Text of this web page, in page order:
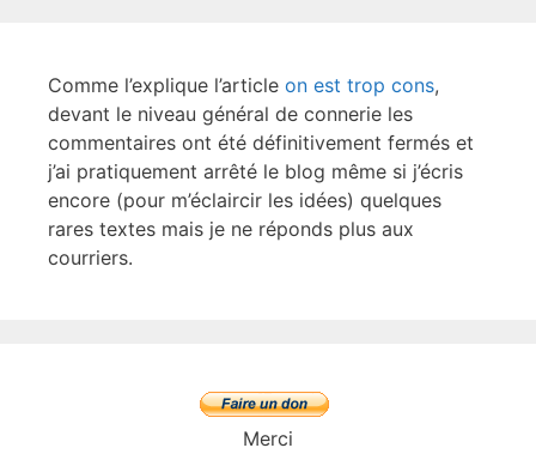
Comme l’explique l’article on est trop cons,
devant le niveau général de connerie les
commentaires ont été définitivement fermés et
j’ai pratiquement arrêté le blog même si j’écris
encore (pour m’éclaircir les idées) quelques
rares textes mais je ne réponds plus aux
courriers.
Merci